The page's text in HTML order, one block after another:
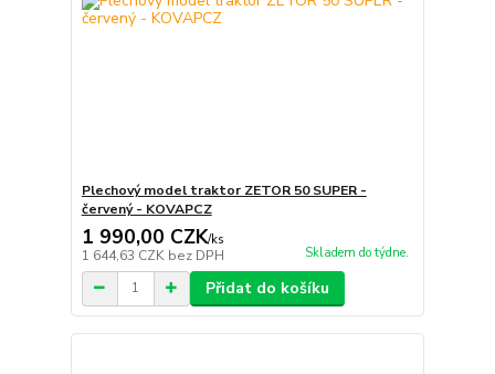
Plechový model traktor ZETOR 50 SUPER -
červený - KOVAPCZ
1 990,00 CZK/ks
1 644,63 CZK bez DPH Skladem do týdne.
Přidat do košíku